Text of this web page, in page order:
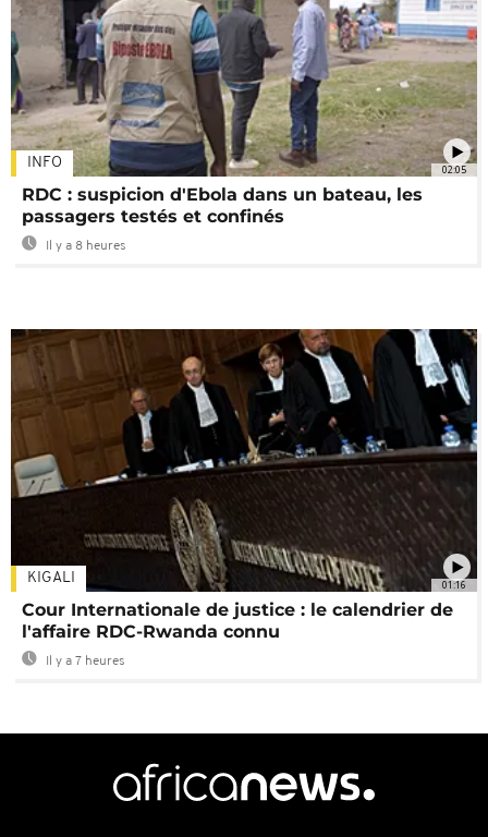
02:05
INFO
RDC : suspicion d'Ebola dans un bateau, les
passagers testés et confinés
Il y a 8 heures
01:16
KIGALI
Cour Internationale de justice : le calendrier de
l'affaire RDC-Rwanda connu
Il y a 7 heures